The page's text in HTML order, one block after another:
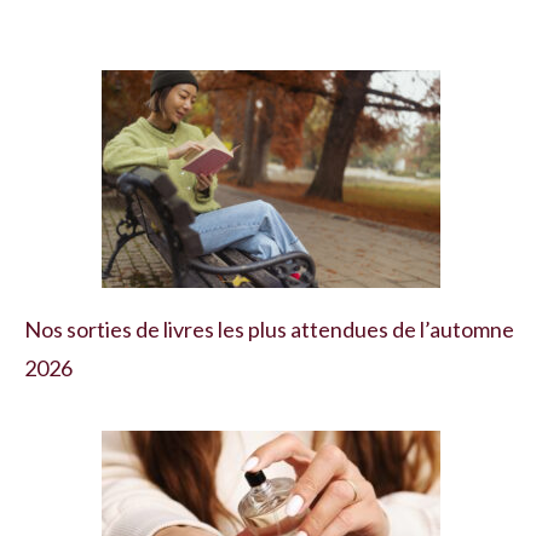
Nos sorties de livres les plus attendues de l’automne
2026